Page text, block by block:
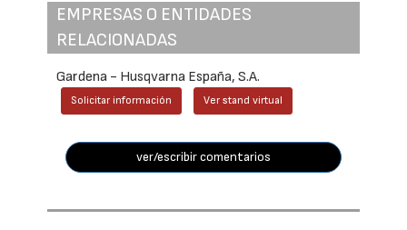
EMPRESAS O ENTIDADES
RELACIONADAS
Gardena - Husqvarna España, S.A.
Solicitar información Ver stand virtual
ver/escribir comentarios